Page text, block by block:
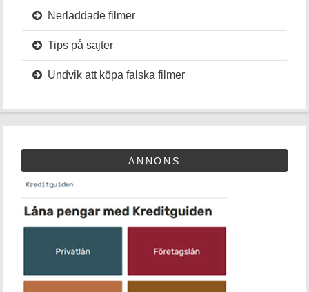
Nerladdade filmer
Tips på sajter
Undvik att köpa falska filmer
ANNONS